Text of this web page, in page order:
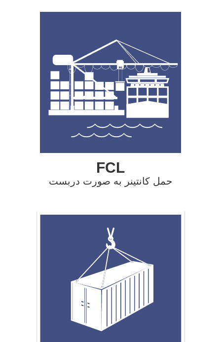
FCL
حمل کانتینر به صورت دربست